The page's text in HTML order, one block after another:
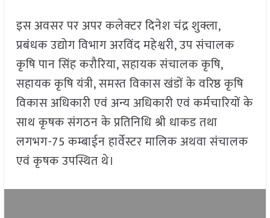
इस अवसर पर अपर कलेक्टर दिनेश चंद्र शुक्ला,
प्रबंधक उद्योग विभाग अरविंद महेश्वरी, उप संचालक
कृषि पान सिंह करौरिया, सहायक संचालक कृषि,
सहायक कृषि यंत्री, समस्त विकास खंडों के वरिष्ठ कृषि
विकास अधिकारी एवं अन्य अधिकारी एवं कर्मचारियों के
साथ कृषक संगठन के प्रतिनिधि श्री धाकड तथा
लगभग-75 कम्बाईन हार्वेस्टर मालिक अथवा संचालक
एवं कृषक उपस्थित थे।